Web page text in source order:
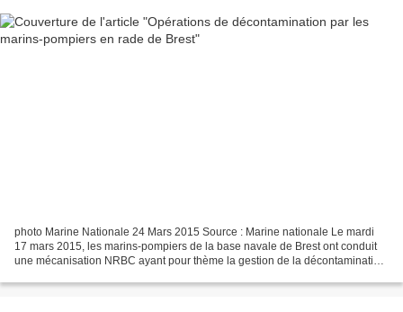
photo Marine Nationale 24 Mars 2015 Source : Marine nationale Le mardi
17 mars 2015, les marins-pompiers de la base navale de Brest ont conduit
une mécanisation NRBC ayant pour thème la gestion de la décontamination